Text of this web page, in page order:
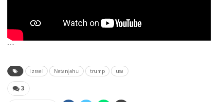
```
izrael Netanjahu trump usa
3